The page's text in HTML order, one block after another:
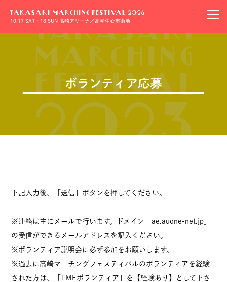
10.17 SAT・18 SUN 高崎アリーナ／高崎中心市街地
ボランティア応募
下記入力後、「送信」ボタンを押してください。
※連絡は主にメールで行います。ドメイン「ae.auone-net.jp」
の受信ができるメールアドレスを記入ください。
※ボランティア説明会に必ず参加をお願いします。
※過去に高崎マーチングフェスティバルのボランティアを経験
された方は、「TMFボランティア」を【経験あり】として下さ